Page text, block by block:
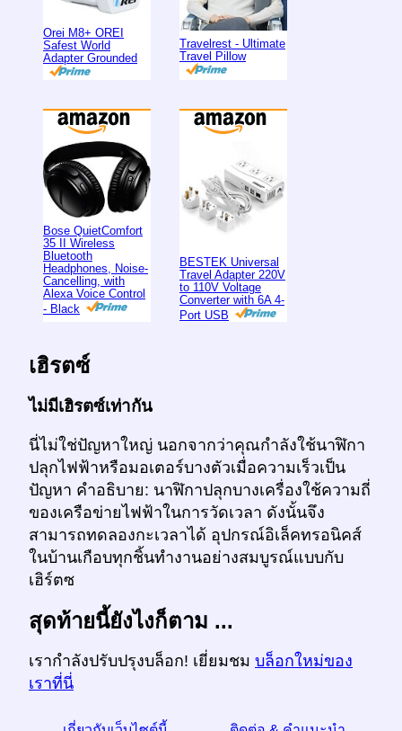
Orei M8+ OREI
Safest World
Adapter Grounded
Travelrest - Ultimate
Travel Pillow
Bose QuietComfort
35 II Wireless
Bluetooth
Headphones, Noise-
Cancelling, with
Alexa Voice Control
- Black
BESTEK Universal
Travel Adapter 220V
to 110V Voltage
Converter with 6A 4-
Port USB
เฮิรตซ์
ไม่มีเฮิรตซ์เท่ากัน
นี่ไม่ใช่ปัญหาใหญ่ นอกจากว่าคุณกำลังใช้นาฬิกา
ปลุกไฟฟ้าหรือมอเตอร์บางตัวเมื่อความเร็วเป็น
ปัญหา คำอธิบาย: นาฬิกาปลุกบางเครื่องใช้ความถี่
ของเครือข่ายไฟฟ้าในการวัดเวลา ดังนั้นจึง
สามารถทดลองกะเวลาได้ อุปกรณ์อิเล็คทรอนิคส์
ในบ้านเกือบทุกชิ้นทำงานอย่างสมบูรณ์แบบกับ
เฮิร์ตซ
สุดท้ายนี้ยังไงก็ตาม ...
เรากำลังปรับปรุงบล็อก! เยี่ยมชม บล็อกใหม่ของ
เราที่นี่